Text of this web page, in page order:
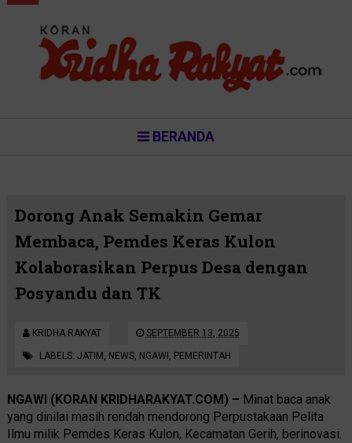
BERANDA
Dorong Anak Semakin Gemar
Membaca, Pemdes Keras Kulon
Kolaborasikan Perpus Desa dengan
Posyandu dan TK
KRIDHA RAKYAT SEPTEMBER 13, 2025
LABELS: JATIM , NEWS, NGAWI , PEMERINTAH
NGAWI (KORAN KRIDHARAKYAT.COM) – Minat baca anak
yang dinilai masih rendah mendorong Perpustakaan Pelita
Ilmu milik Pemdes Keras Kulon, Kecamatan Gerih, berinovasi.